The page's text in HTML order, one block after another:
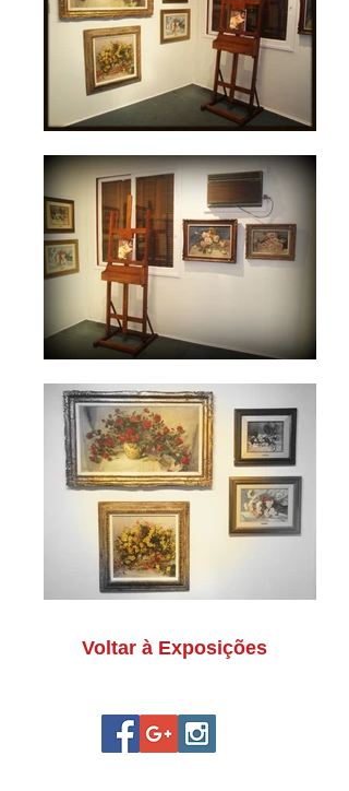
Voltar à Exposições